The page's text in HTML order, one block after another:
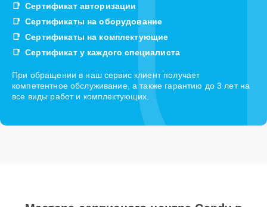
Сертификат авторизации
Сертификаты на оборудование
Сертификаты на комплектующие
Сертификат у каждого специалиста
При обращении в наш сервис клиент получает
компетентное обслуживание, а также гарантию до 3 лет на
все виды работ и комплектующих.